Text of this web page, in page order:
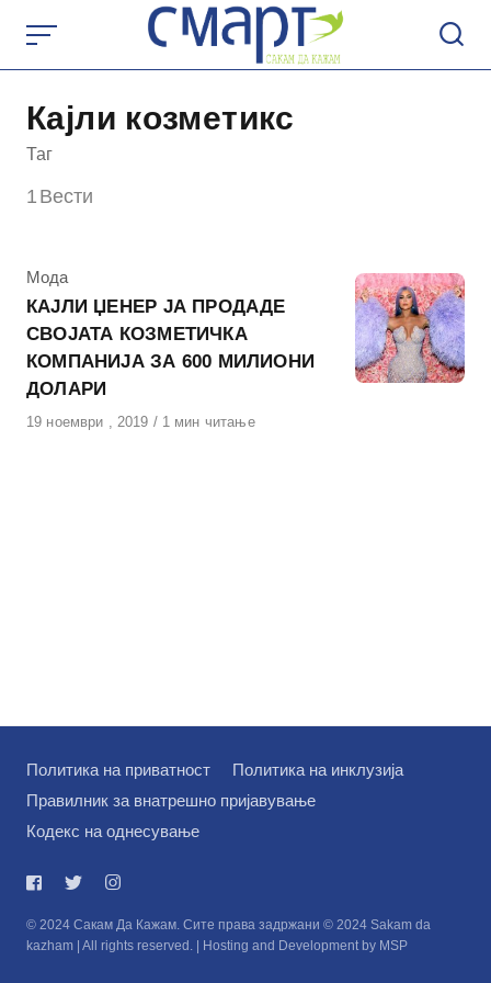
content
Кајли козметикс
Таг
1 Вести
КАтегорија
Мода
КАЈЛИ ЏЕНЕР ЈА ПРОДАДЕ
СВОЈАТА КОЗМЕТИЧКА
КОМПАНИЈА ЗА 600 МИЛИОНИ
ДОЛАРИ
Објавено
19 ноември , 2019 1 мин читање
Политика на приватност
Политика на инклузија
Правилник за внатрешно пријавување
Кодекс на однесување
© 2024 Сакам Да Кажам. Сите права задржани © 2024 Sakam da
kazham | All rights reserved. | Hosting and Development by MSP